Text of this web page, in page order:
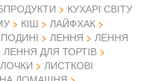
КУХАРІ СВІТУ
КІШ
ЛАЙФХАК
ЛЕННЯ
ЛЕННЯ
ЛЕННЯ ДЛЯ ТОРТІВ
ЛИСТКОВІ